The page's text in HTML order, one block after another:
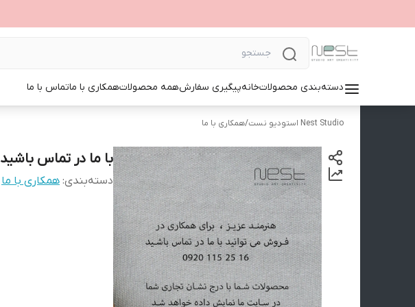
دسته‌بندی محصولاتخانهپیگیری سفارشهمه محصولاتهمکاری با ماتماس با ما
Nest Studio استودیو نست /همکاری با ما
با ما در تماس باشید
دسته‌بندی: همکاری با ما